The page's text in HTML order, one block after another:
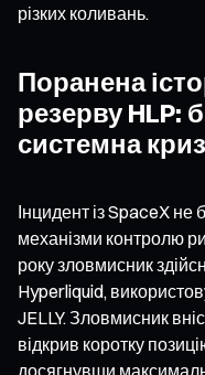
різких коливань.
Поранена
резерву HLP:
системна
Інцидент із SpaceX
механізми контролю
року зловмисник
Hyperliquid,
JELLY. Зловмисник
відкрив коротку
досягнувши